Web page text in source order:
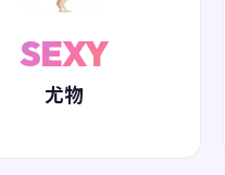
SEXY
尤物